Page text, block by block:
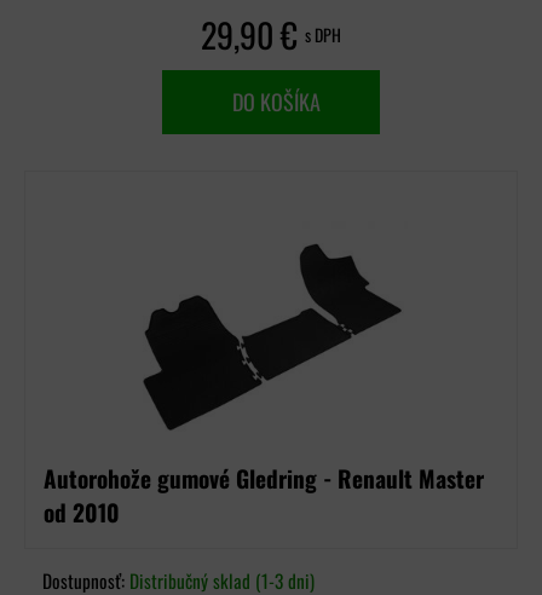
29,90 € s DPH
DO KOŠÍKA
Autorohože gumové Gledring - Renault Master
od 2010
Dostupnosť: Distribučný sklad (1-3 dni)